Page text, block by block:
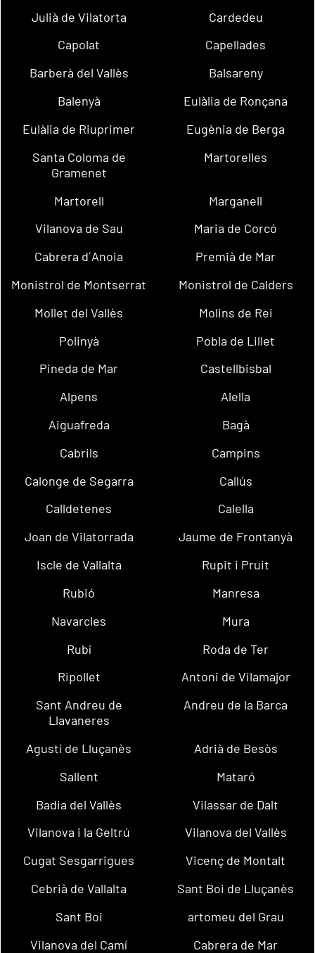
Julià de Vilatorta
Cardedeu
Capolat
Capellades
Barberà del Vallès
Balsareny
Balenyà
Eulàlia de Ronçana
Eulàlia de Riuprimer
Eugènia de Berga
Santa Coloma de
Gramenet
Martorelles
Martorell
Marganell
Vilanova de Sau
Maria de Corcó
Cabrera d´Anoia
Premià de Mar
Monistrol de Montserrat
Monistrol de Calders
Mollet del Vallès
Molins de Rei
Polinyà
Pobla de Lillet
Pineda de Mar
Castellbisbal
Alpens
Alella
Aiguafreda
Bagà
Cabrils
Campins
Calonge de Segarra
Callús
Calldetenes
Calella
Joan de Vilatorrada
Jaume de Frontanyà
Iscle de Vallalta
Rupit i Pruit
Rubió
Manresa
Navarcles
Mura
Rubí
Roda de Ter
Ripollet
Antoni de Vilamajor
Sant Andreu de
Llavaneres
Andreu de la Barca
Agustí de Lluçanès
Adrià de Besòs
Sallent
Mataró
Badia del Vallès
Vilassar de Dalt
Vilanova i la Geltrú
Vilanova del Vallès
Cugat Sesgarrigues
Vicenç de Montalt
Cebrià de Vallalta
Sant Boi de Lluçanès
Sant Boi
artomeu del Grau
Vilanova del Camí
Cabrera de Mar